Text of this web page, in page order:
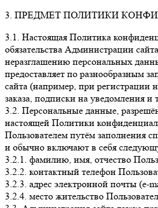
3. ПРЕДМЕТ ПОЛИТИКИ
3.1. Настоящая Политика
обязательства Администрации
неразглашению персональных
предоставляет по разнообразным
сайта (например, при регистрации
заказа, подписки на уведомления и
3.2. Персональные данные,
настоящей Политики
Пользователем путём заполнения
и обычно включают в себя
3.2.1. фамилию, имя, отчество
3.2.2. контактный телефон
3.2.3. адрес электронной почты (e-
3.2.4. место жительство